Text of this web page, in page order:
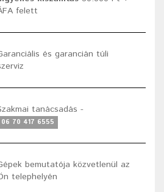
felett
és garancián túli
tanácsadás -
06 70 417 6555
bemutatója közvetlenül az
telephelyén